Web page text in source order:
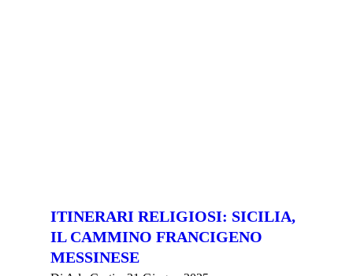
ITINERARI RELIGIOSI: SICILIA,
IL CAMMINO FRANCIGENO
MESSINESE